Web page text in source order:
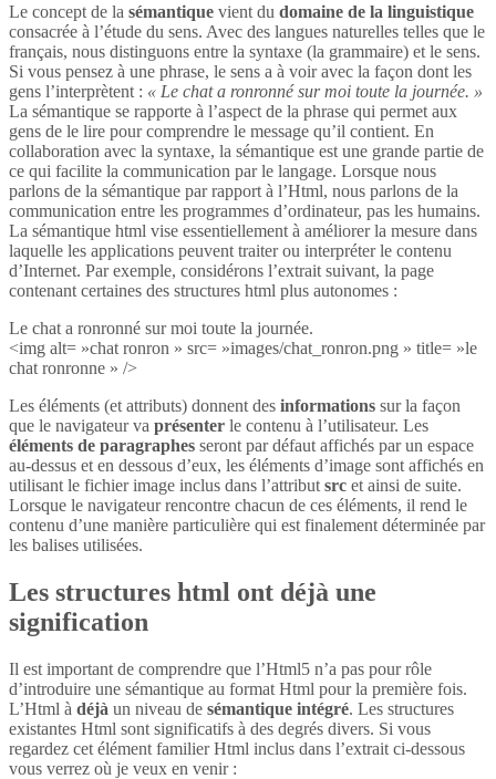
Le concept de la sémantique vient du domaine de la linguistique
consacrée à l’étude du sens. Avec des langues naturelles telles que le
français, nous distinguons entre la syntaxe (la grammaire) et le sens.
Si vous pensez à une phrase, le sens a à voir avec la façon dont les
gens l’interprètent : « Le chat a ronronné sur moi toute la journée. »
La sémantique se rapporte à l’aspect de la phrase qui permet aux
gens de le lire pour comprendre le message qu’il contient. En
collaboration avec la syntaxe, la sémantique est une grande partie de
ce qui facilite la communication par le langage. Lorsque nous
parlons de la sémantique par rapport à l’Html, nous parlons de la
communication entre les programmes d’ordinateur, pas les humains.
La sémantique html vise essentiellement à améliorer la mesure dans
laquelle les applications peuvent traiter ou interpréter le contenu
d’Internet. Par exemple, considérons l’extrait suivant, la page
contenant certaines des structures html plus autonomes :
Le chat a ronronné sur moi toute la journée.
<img alt= »chat ronron » src= »images/chat_ronron.png » title= »le
chat ronronne » />
Les éléments (et attributs) donnent des informations sur la façon
que le navigateur va présenter le contenu à l’utilisateur. Les
éléments de paragraphes seront par défaut affichés par un espace
au-dessus et en dessous d’eux, les éléments d’image sont affichés en
utilisant le fichier image inclus dans l’attribut src et ainsi de suite.
Lorsque le navigateur rencontre chacun de ces éléments, il rend le
contenu d’une manière particulière qui est finalement déterminée par
les balises utilisées.
Les structures html ont déjà une
signification
Il est important de comprendre que l’Html5 n’a pas pour rôle
d’introduire une sémantique au format Html pour la première fois.
L’Html à déjà un niveau de sémantique intégré. Les structures
existantes Html sont significatifs à des degrés divers. Si vous
regardez cet élément familier Html inclus dans l’extrait ci-dessous
vous verrez où je veux en venir :